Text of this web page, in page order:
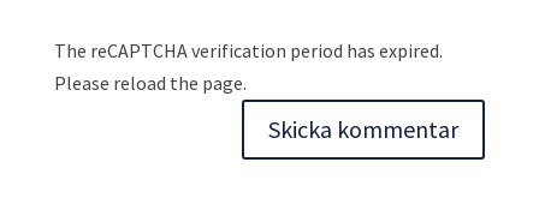
The reCAPTCHA verification period has expired.
Please reload the page.